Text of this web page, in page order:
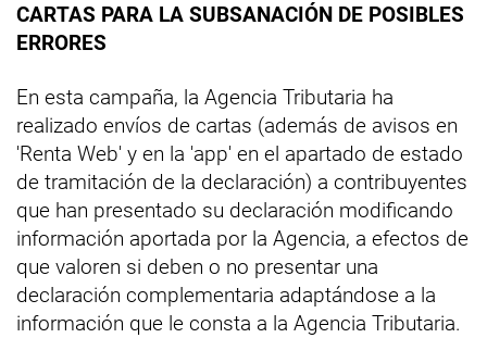
CARTAS PARA LA SUBSANACIÓN DE POSIBLES
ERRORES
En esta campaña, la Agencia Tributaria ha
realizado envíos de cartas (además de avisos en
'Renta Web' y en la 'app' en el apartado de estado
de tramitación de la declaración) a contribuyentes
que han presentado su declaración modificando
información aportada por la Agencia, a efectos de
que valoren si deben o no presentar una
declaración complementaria adaptándose a la
información que le consta a la Agencia Tributaria.